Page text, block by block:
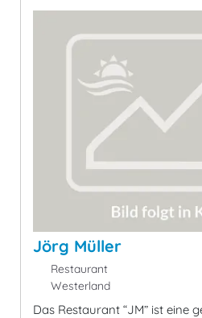
Jörg Müller
Restaurant
Westerland
Das Restaurant “JM” ist eine